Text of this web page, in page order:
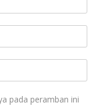
pada peramban ini